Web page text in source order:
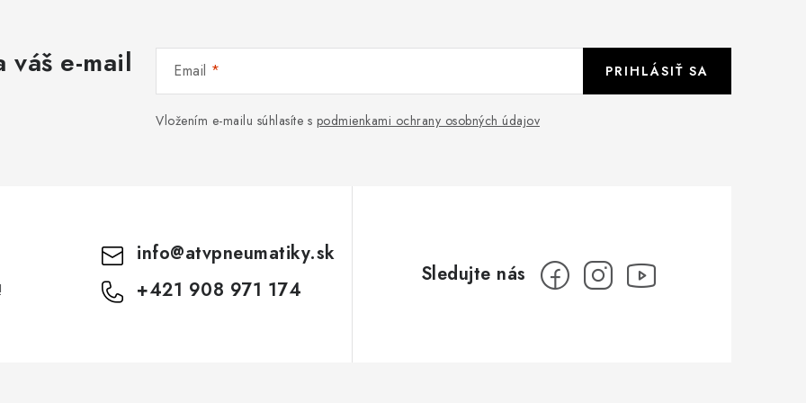
e-mail Email
Vložením e-mailu súhlasíte s podmienkami ochrany osobných údajov
PRIHLÁSIŤ SA
info@atvpneumatiky.sk
+421 908 971 174